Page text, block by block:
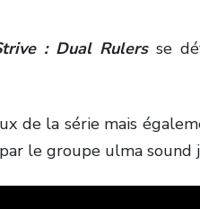
: Dual Rulersse
de la série mais
par le groupe ulma sound